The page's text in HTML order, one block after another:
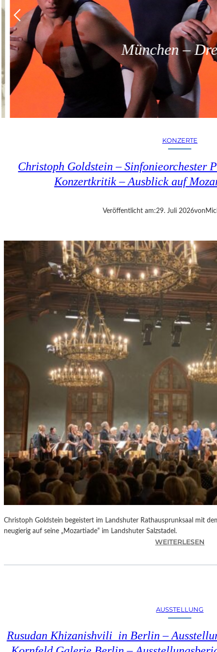
München –
KONZERTE
Christoph Goldstein – Sinfonieorchester
Konzertkritik – Ausblick auf
Veröffentlicht am:29. Juli 2026von
Christoph Goldstein begeistert im Landshuter Rathausprunksaal mit
neugierig auf seine „Mozartiade“ im Landshuter Salzstadel.
WEITERLESEN
H
H
G
AUSSTELLUNG
Rusudan Khizanishvili in Berlin –